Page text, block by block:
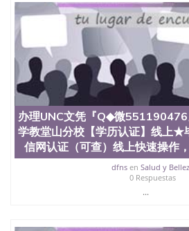
办理UNC文凭『Q◆微
学教堂山分校【学历认证】线上★
信网认证（可查）线上快速操作
dfnsen Salud y
0 Respuestas
...